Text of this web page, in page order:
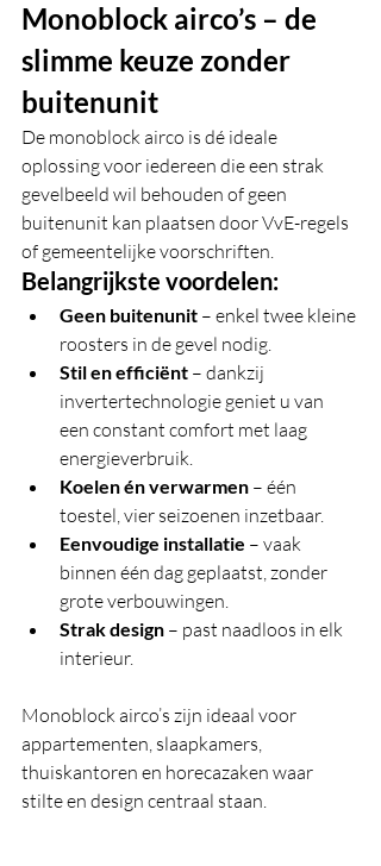
Monoblock airco’s – de
slimme keuze zonder
buitenunit
De monoblock airco is dé ideale
oplossing voor iedereen die een strak
gevelbeeld wil behouden of geen
buitenunit kan plaatsen door VvE-regels
of gemeentelijke voorschriften.
Belangrijkste voordelen:
Geen buitenunit – enkel twee kleine
roosters in de gevel nodig.
Stil en efficiënt – dankzij
invertertechnologie geniet u van
een constant comfort met laag
energieverbruik.
Koelen én verwarmen – één
toestel, vier seizoenen inzetbaar.
Eenvoudige installatie – vaak
binnen één dag geplaatst, zonder
grote verbouwingen.
Strak design – past naadloos in elk
interieur.
Monoblock airco’s zijn ideaal voor
appartementen, slaapkamers,
thuiskantoren en horecazaken waar
stilte en design centraal staan.